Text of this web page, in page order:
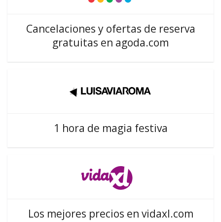
Cancelaciones y ofertas de reserva
gratuitas en agoda.com
1 hora de magia festiva
Los mejores precios en vidaxl.com